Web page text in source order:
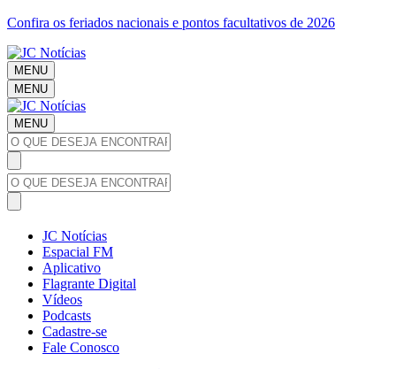
Confira os feriados nacionais e pontos facultativos de 2026
MENU
MENU
MENU
JC Notícias
Espacial FM
Aplicativo
Flagrante Digital
Vídeos
Podcasts
Cadastre-se
Fale Conosco